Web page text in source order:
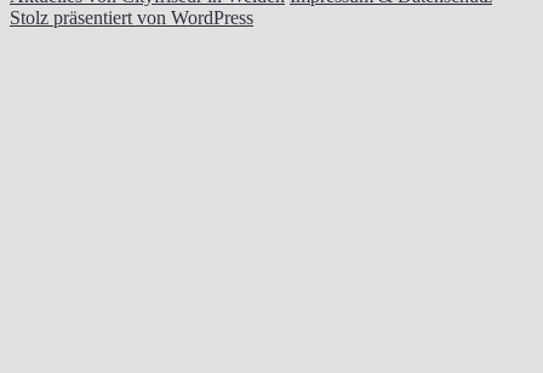
Stolz präsentiert von WordPress